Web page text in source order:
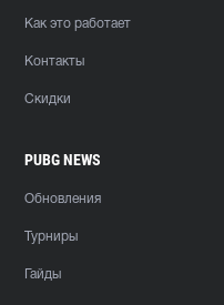
Как это работает
Контакты
Скидки
PUBG NEWS
Обновления
Турниры
Гайды